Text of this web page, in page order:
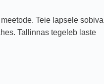
Teie lapsele sobiva
Tallinnas tegeleb laste